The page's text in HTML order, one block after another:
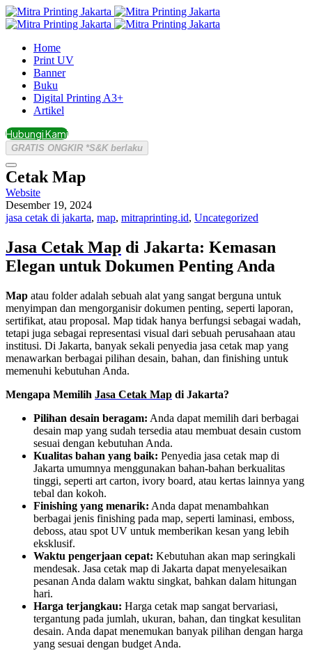
Home
Print UV
Banner
Buku
Digital Printing A3+
Artikel
Hubungi Kami
GRATIS ONGKIR *S&K berlaku
Cetak Map
Website
Desember 19, 2024
jasa cetak di jakarta, map, mitraprinting.id, Uncategorized
Jasa Cetak Map di Jakarta: Kemasan
Elegan untuk Dokumen Penting Anda
Map atau folder adalah sebuah alat yang sangat berguna untuk
menyimpan dan mengorganisir dokumen penting, seperti laporan,
sertifikat, atau proposal. Map tidak hanya berfungsi sebagai wadah,
tetapi juga sebagai representasi visual dari sebuah perusahaan atau
institusi. Di Jakarta, banyak sekali penyedia jasa cetak map yang
menawarkan berbagai pilihan desain, bahan, dan finishing untuk
memenuhi kebutuhan Anda.
Mengapa Memilih Jasa Cetak Map di Jakarta?
Pilihan desain beragam: Anda dapat memilih dari berbagai
desain map yang sudah tersedia atau membuat desain custom
sesuai dengan kebutuhan Anda.
Kualitas bahan yang baik: Penyedia jasa cetak map di
Jakarta umumnya menggunakan bahan-bahan berkualitas
tinggi, seperti art carton, ivory board, atau kertas lainnya yang
tebal dan kokoh.
Finishing yang menarik: Anda dapat menambahkan
berbagai jenis finishing pada map, seperti laminasi, emboss,
deboss, atau spot UV untuk memberikan kesan yang lebih
eksklusif.
Waktu pengerjaan cepat: Kebutuhan akan map seringkali
mendesak. Jasa cetak map di Jakarta dapat menyelesaikan
pesanan Anda dalam waktu singkat, bahkan dalam hitungan
hari.
Harga terjangkau: Harga cetak map sangat bervariasi,
tergantung pada jumlah, ukuran, bahan, dan tingkat kesulitan
desain. Anda dapat menemukan banyak pilihan dengan harga
yang sesuai dengan budget Anda.